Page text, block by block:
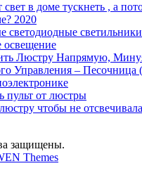
свет в доме тускнеть , а
2020
светодиодные
освещение
Люстру Напрямую,
Управления – Песочница
пульт от люстры
чтобы не
защищены.
Themes